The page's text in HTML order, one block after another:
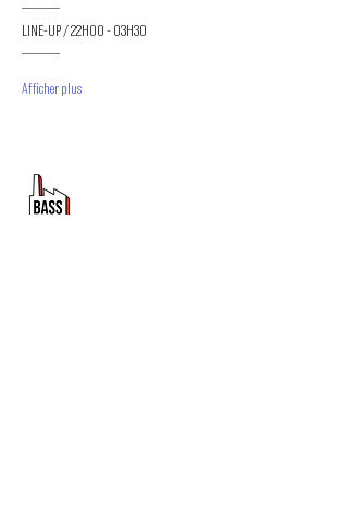
—————
LINE-UP / 22H00 - 03H30
—————
Afficher plus